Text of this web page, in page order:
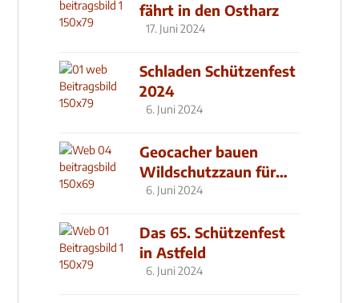
fährt in den Ostharz
17. Juni 2024
Schladen Schützenfest
2024
6. Juni 2024
Geocacher bauen
Wildschutzzaun für
den MachMit! Wald
6. Juni 2024
Das 65. Schützenfest
in Astfeld
6. Juni 2024